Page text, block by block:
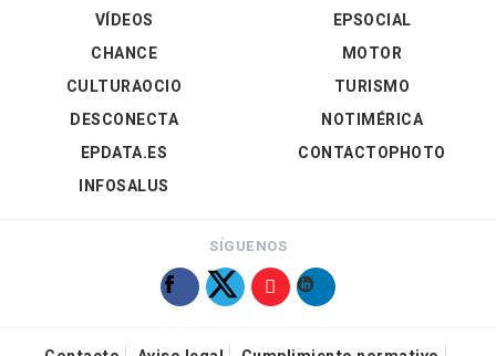
VÍDEOS
EPSOCIAL
CHANCE
CULTURAOCIO
DESCONECTA
EPDATA.ES
INFOSALUS
MOTOR
TURISMO
NOTIMÉRICA
CONTACTOPHOTO
SÍGUENOS